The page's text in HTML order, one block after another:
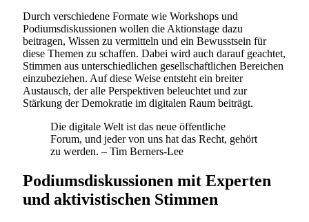
Durch verschiedene Formate wie Workshops und
Podiumsdiskussionen wollen die Aktionstage dazu
beitragen, Wissen zu vermitteln und ein Bewusstsein für
diese Themen zu schaffen. Dabei wird auch darauf geachtet,
Stimmen aus unterschiedlichen gesellschaftlichen Bereichen
einzubeziehen. Auf diese Weise entsteht ein breiter
Austausch, der alle Perspektiven beleuchtet und zur
Stärkung der Demokratie im digitalen Raum beiträgt.
Die digitale Welt ist das neue öffentliche
Forum, und jeder von uns hat das Recht, gehört
zu werden. – Tim Berners-Lee
Podiumsdiskussionen mit Experten
und aktivistischen Stimmen